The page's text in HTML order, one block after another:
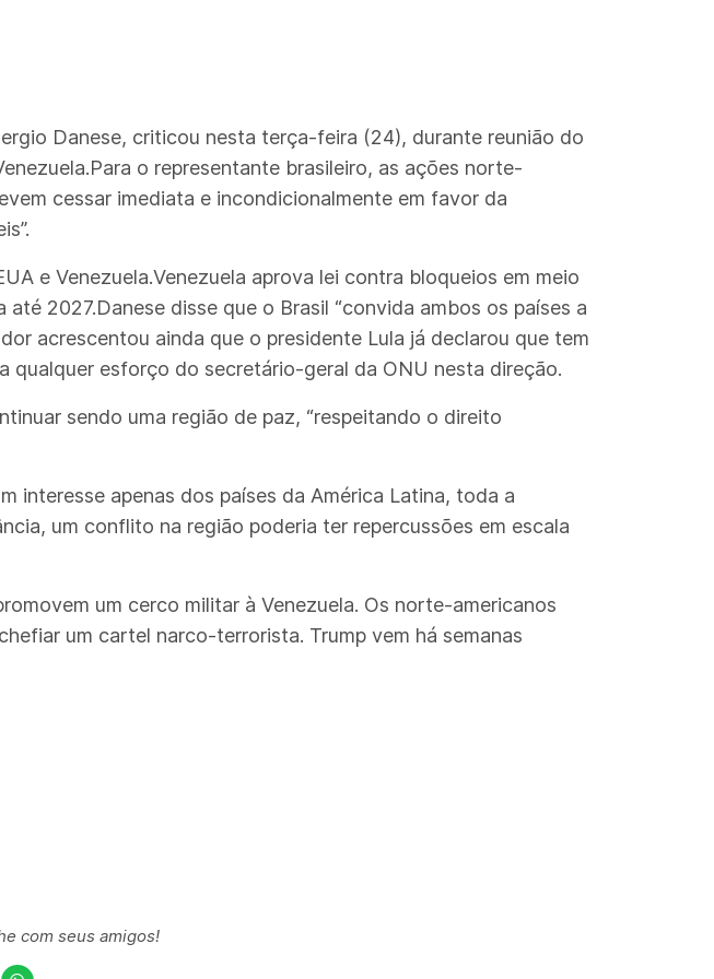
Danese, criticou nesta terça-feira (24), durante reunião do
o representante brasileiro, as ações norte-
cessar imediata e incondicionalmente em favor da
e Venezuela.Venezuela aprova lei contra bloqueios em meio
2027.Danese disse que o Brasil “convida ambos os países a
acrescentou ainda que o presidente Lula já declarou que tem
qualquer esforço do secretário-geral da ONU nesta direção.
sendo uma região de paz, “respeitando o direito
interesse apenas dos países da América Latina, toda a
um conflito na região poderia ter repercussões em escala
um cerco militar à Venezuela. Os norte-americanos
um cartel narco-terrorista. Trump vem há semanas
com seus amigos!